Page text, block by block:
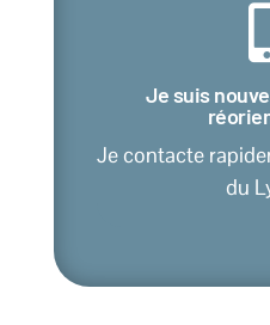
Je suis
Je contacte
du